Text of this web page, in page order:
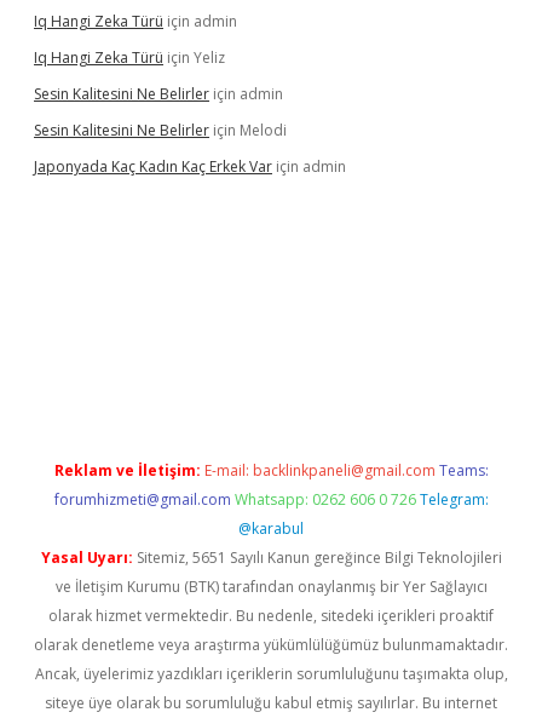
Iq Hangi Zeka Türü için admin
Iq Hangi Zeka Türü için Yeliz
Sesin Kalitesini Ne Belirler için admin
Sesin Kalitesini Ne Belirler için Melodi
Japonyada Kaç Kadın Kaç Erkek Var için admin
Reklam ve İletişim: E-mail: backlinkpaneli@gmail.com Teams:
forumhizmeti@gmail.com Whatsapp: 0262 606 0 726 Telegram:
@karabul
Yasal Uyarı: Sitemiz, 5651 Sayılı Kanun gereğince Bilgi Teknolojileri
ve İletişim Kurumu (BTK) tarafından onaylanmış bir Yer Sağlayıcı
olarak hizmet vermektedir. Bu nedenle, sitedeki içerikleri proaktif
olarak denetleme veya araştırma yükümlülüğümüz bulunmamaktadır.
Ancak, üyelerimiz yazdıkları içeriklerin sorumluluğunu taşımakta olup,
siteye üye olarak bu sorumluluğu kabul etmiş sayılırlar. Bu internet